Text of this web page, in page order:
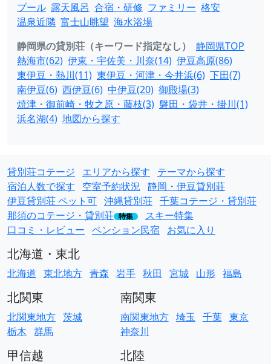
プール 露天風呂 合宿・研修 ファミリー 格安
温泉近隣 富士山眺望 海水浴場
静岡県の貸別荘（キーワード指定なし）
静岡県TOP
熱海市(62) 伊東・宇佐美・川奈(14) 伊豆高原(86)
東伊豆・熱川(11) 東伊豆・河津・今井浜(6) 下田(7)
南伊豆(6) 西伊豆(6) 中伊豆(20) 御殿場(3)
焼津・御前崎・牧之原・藤枝(3) 磐田・袋井・掛川(1)
浜名湖(4) 地図から探す
貸別荘コテージ エリアから探す
テーマから探す
宿泊人数で探す
空室予約状況 静岡・伊豆貸別荘
伊豆貸別荘 ペット可 沖縄貸別荘 千葉コテージ・貸別荘
那須のコテージ・貸別荘 特集
スキー特集
口コミ・レビュー ペンション民宿 お気に入り
北海道・東北
北海道 東北地方 青森 岩手 秋田 宮城 山形 福島
北関東
北関東地方 茨城
栃木 群馬
南関東
南関東地方 埼玉 千葉 東京
神奈川
甲信越 北陸